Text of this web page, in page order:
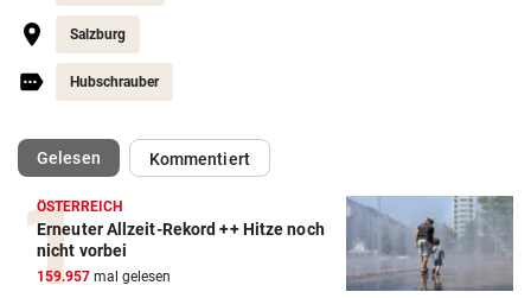
Salzburg
Hubschrauber
Gelesen(ausgewählt)Kommentiert
ÖSTERREICH
Erneuter Allzeit-Rekord ++ Hitze noch
nicht vorbei
159.957 mal gelesen